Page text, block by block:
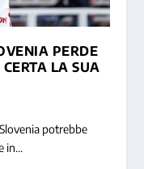
PERDE
LA SUA
potrebbe
in...